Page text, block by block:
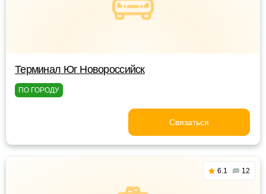
Терминал Юг Новороссийск
ПО ГОРОДУ
Связаться
6.1 12